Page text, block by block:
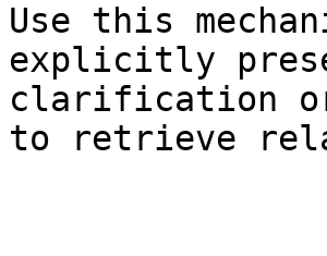
Use this
explicitly
clarification